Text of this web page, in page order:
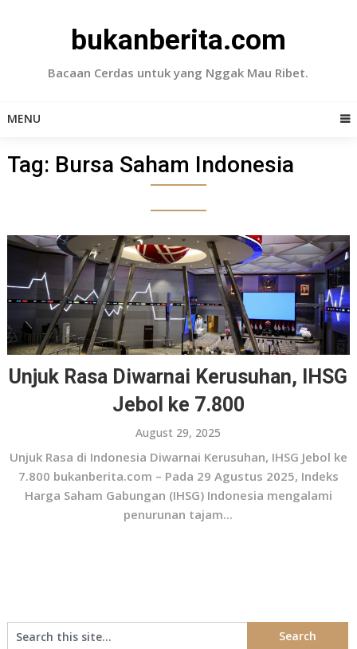
bukanberita.com
Bacaan Cerdas untuk yang Nggak Mau Ribet.
MENU
Tag: Bursa Saham Indonesia
Unjuk Rasa Diwarnai Kerusuhan, IHSG
Jebol ke 7.800
August 29, 2025
Unjuk Rasa di Indonesia Diwarnai Kerusuhan, IHSG Jebol ke
7.800 bukanberita.com – Pada 29 Agustus 2025, Indeks
Harga Saham Gabungan (IHSG) Indonesia mengalami
penurunan tajam...